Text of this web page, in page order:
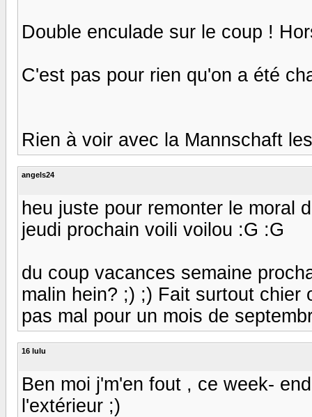
Double enculade sur le coup !
C'est pas pour rien qu'on a été
Rien à voir avec la Mannschaft
angels24
heu juste pour remonter le moral
jeudi prochain voili voilou :G :G
du coup vacances semaine
malin hein? ;) ;) Fait surtout chier
pas mal pour un mois de
16 lulu
Ben moi j'm'en fout , ce week-
l'extérieur ;)